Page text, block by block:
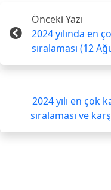
Önceki Yazı
2024 yılında en
sıralaması (12
2024 yılı en çok
sıralaması ve